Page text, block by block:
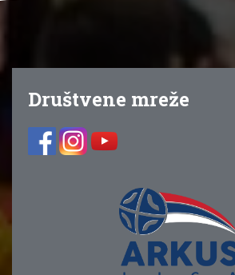
Društvene mreže